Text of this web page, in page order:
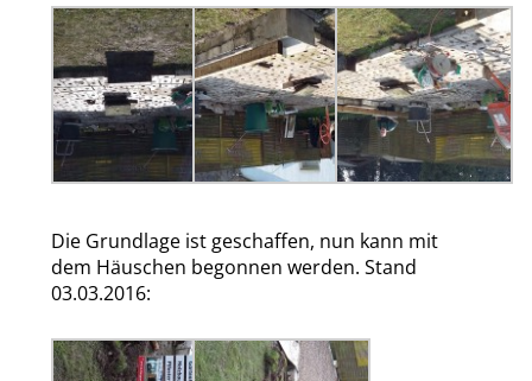
Die Grundlage ist geschaffen, nun kann mit
dem Häuschen begonnen werden. Stand
03.03.2016: